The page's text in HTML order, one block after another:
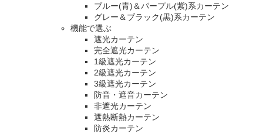
ブルー(青)＆パープル(紫)系カーテン
グレー＆ブラック(黒)系カーテン
機能で選ぶ
遮光カーテン
完全遮光カーテン
1級遮光カーテン
2級遮光カーテン
3級遮光カーテン
防音・遮音カーテン
非遮光カーテン
遮熱断熱カーテン
防炎カーテン